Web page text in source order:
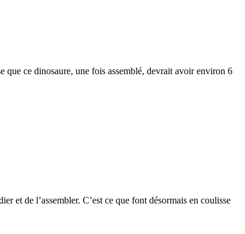
que ce dinosaure, une fois assemblé, devrait avoir environ 6
et de l’assembler. C’est ce que font désormais en coulisse